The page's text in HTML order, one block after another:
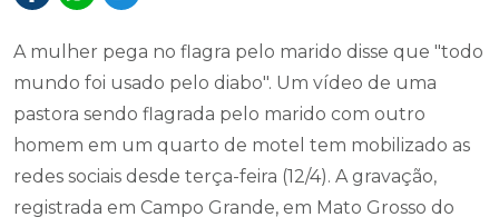
A mulher pega no flagra pelo marido disse que "todo
mundo foi usado pelo diabo". Um vídeo de uma
pastora sendo flagrada pelo marido com outro
homem em um quarto de motel tem mobilizado as
redes sociais desde terça-feira (12/4). A gravação,
registrada em Campo Grande, em Mato Grosso do